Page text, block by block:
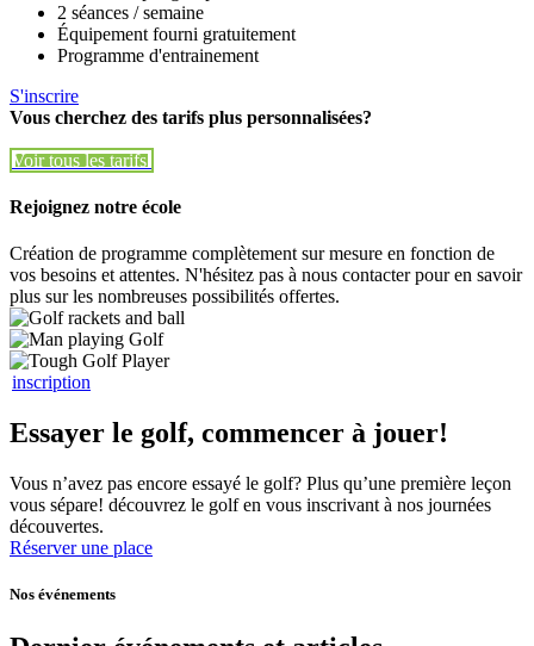
2 séances / semaine
Équipement fourni gratuitement
Programme d'entrainement
S'inscrire
Vous cherchez des tarifs plus personnalisées?
Voir tous les tarifs
Rejoignez notre école
Création de programme complètement sur mesure en fonction de
vos besoins et attentes. N'hésitez pas à nous contacter pour en savoir
plus sur les nombreuses possibilités offertes.
inscription
Essayer le golf, commencer à jouer!
Vous n’avez pas encore essayé le golf? Plus qu’une première leçon
vous sépare! découvrez le golf en vous inscrivant à nos journées
découvertes.
Réserver une place
Nos événements